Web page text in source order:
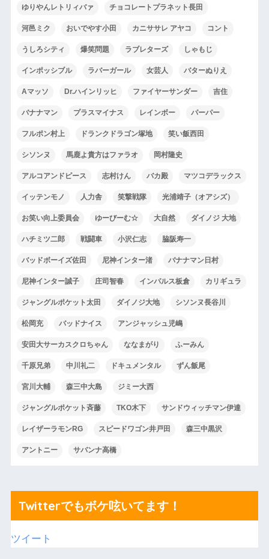
ゆりやんレトリィバァ チョコレートプラネット長田
河邑ミク おいでやす小田 カニササレ アヤコ コント
うしろシティ 爆笑問題 ラブレターズ しゃもじ
インポッシブル ラバーガール 女芸人 バターぬりえ
Aマッソ Dr.ハインリッヒ ファイヤーサンダー 吉住
バナナマン プラスマイナス レインボー パーパー
フルポン村上 ドランクドラゴン塚地 笑い飯西田
シソンヌ 馬鹿よ貴方はファラオ 岡村隆史
アルコアンドピース 志村けん バカ殿 マツコデラックス
イッテンモノ 人力舎 笑撃戦隊 光浦靖子（オアシズ）
お笑い向上委員会 ゆーびーむ☆ 大自然 ダイノジ 大地
ハチミツ二郎 戦闘車 小沢仁志 脇阪寿一
バッドボーイズ佐田 尼神インター渚 バナナマン日村
尼神インター誠子 庄司智春 インパルス板倉 カリギュラ
ジャングルポケット太田 ダイノジ大地 シソンヌ長谷川
松岡充 バッドナイス アンジャッシュ児嶋
安田大サーカスクロちゃん ななまがり ふーみん
千原兄弟 中川礼二 ドキュメンタル ずん飯尾
宮川大輔 森三中大島 ジミー大西
ジャングルポケット斉藤 TKO木下 サンドウィッチマン伊達
レイザーラモンRG スピードワゴン井戸田 森三中黒沢
アントニー サバンナ高橋
Twitterでもボケ呟いてます！
ツイート